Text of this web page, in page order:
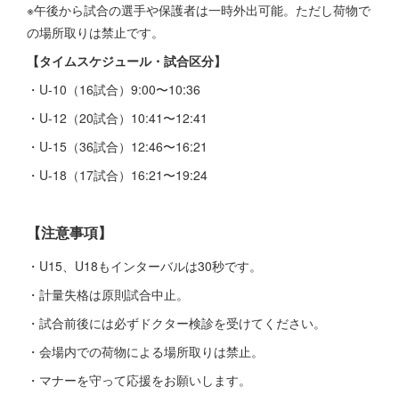
※午後から試合の選手や保護者は一時外出可能。ただし荷物で
の場所取りは禁止です。
【タイムスケジュール・試合区分】
・U-10（16試合）9:00〜10:36
・U-12（20試合）10:41〜12:41
・U-15（36試合）12:46〜16:21
・U-18（17試合）16:21〜19:24
【注意事項】
・U15、U18もインターバルは30秒です。
・計量失格は原則試合中止。
・試合前後には必ずドクター検診を受けてください。
・会場内での荷物による場所取りは禁止。
・マナーを守って応援をお願いします。